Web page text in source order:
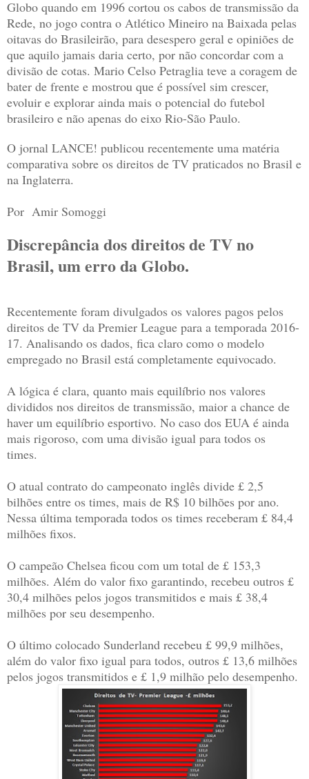
Globo quando em 1996 cortou os cabos de transmissão da
Rede, no jogo contra o Atlético Mineiro na Baixada pelas
oitavas do Brasileirão, para desespero geral e opiniões de
que aquilo jamais daria certo, por não concordar com a
divisão de cotas. Mario Celso Petraglia teve a coragem de
bater de frente e mostrou que é possível sim crescer,
evoluir e explorar ainda mais o potencial do futebol
brasileiro e não apenas do eixo Rio-São Paulo.
O jornal LANCE! publicou recentemente uma matéria
comparativa sobre os direitos de TV praticados no Brasil e
na Inglaterra.
Por Amir Somoggi
Discrepância dos direitos de TV no
Brasil, um erro da Globo.
Recentemente foram divulgados os valores pagos pelos
direitos de TV da Premier League para a temporada 2016-
17. Analisando os dados, fica claro como o modelo
empregado no Brasil está completamente equivocado.
A lógica é clara, quanto mais equilíbrio nos valores
divididos nos direitos de transmissão, maior a chance de
haver um equilíbrio esportivo. No caso dos EUA é ainda
mais rigoroso, com uma divisão igual para todos os
times.
O atual contrato do campeonato inglês divide £ 2,5
bilhões entre os times, mais de R$ 10 bilhões por ano.
Nessa última temporada todos os times receberam £ 84,4
milhões fixos.
O campeão Chelsea ficou com um total de £ 153,3
milhões. Além do valor fixo garantindo, recebeu outros £
30,4 milhões pelos jogos transmitidos e mais £ 38,4
milhões por seu desempenho.
O último colocado Sunderland recebeu £ 99,9 milhões,
além do valor fixo igual para todos, outros £ 13,6 milhões
pelos jogos transmitidos e £ 1,9 milhão pelo desempenho.